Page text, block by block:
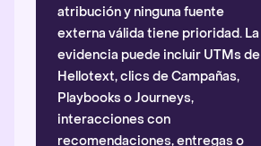
atribución y ninguna fuente
externa válida tiene prioridad. La
evidencia puede incluir UTMs de
Hellotext, clics de Campañas,
Playbooks o Journeys,
interacciones con
recomendaciones, entregas o